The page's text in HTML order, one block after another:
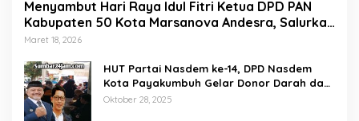
Menyambut Hari Raya Idul Fitri Ketua DPD PAN
Kabupaten 50 Kota Marsanova Andesra, Salurkan
Empat Ton Bantuan Beras Untuk Masyarakat
Maret 18, 2026
HUT Partai Nasdem ke-14, DPD Nasdem
Kota Payakumbuh Gelar Donor Darah dan
Pemeriksaan Kesehatan Gratis
Oktober 28, 2025